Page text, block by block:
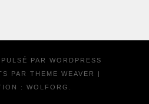
PAR WORDPRESS
PAR THEME WEAVER
|
: WOLFORG